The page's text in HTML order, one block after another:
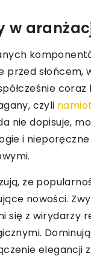
w
przed
czyli
nie dopisuje,
i
że
nowości.
się z wirydarzy
elegancji